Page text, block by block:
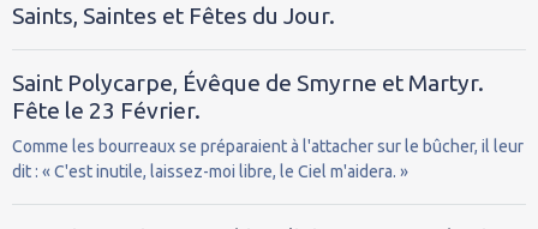
Saints, Saintes et Fêtes du Jour.
Saint Polycarpe, Évêque de Smyrne et Martyr.
Fête le 23 Février.
Comme les bourreaux se préparaient à l'attacher sur le bûcher, il leur
dit : « C'est inutile, laissez-moi libre, le Ciel m'aidera. »